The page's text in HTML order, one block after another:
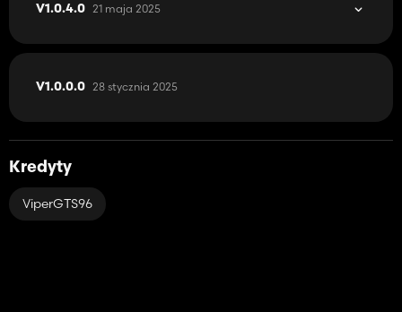
V1.0.4.0 21 maja 2025
V1.0.0.0 28 stycznia 2025
Kredyty
ViperGTS96